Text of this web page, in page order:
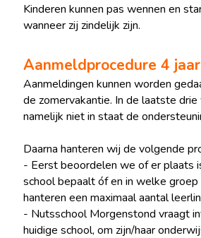
Kinderen kunnen pas wennen en
wanneer zij zindelijk zijn.
Aanmeldprocedure 4
Aanmeldingen kunnen worden
de zomervakantie. In de laatste
namelijk niet in staat de
Daarna hanteren wij de volgende
- Eerst beoordelen we of er plaats
school bepaalt óf en in welke
hanteren een maximaal aantal
- Nutsschool Morgenstond vraagt
huidige school, om zijn/haar